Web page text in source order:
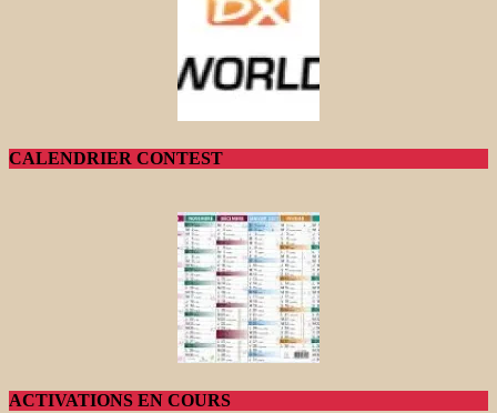
CALENDRIER CONTEST
ACTIVATIONS EN COURS